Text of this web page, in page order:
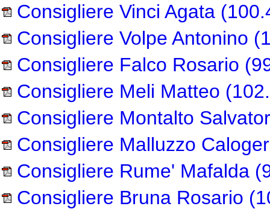
Consigliere Vinci Agata
Consigliere Volpe Antonino
Consigliere Falco Rosario
Consigliere Meli Matteo
Consigliere Montalto
Consigliere Malluzzo
Consigliere Rume' Mafalda
Consigliere Bruna Rosario